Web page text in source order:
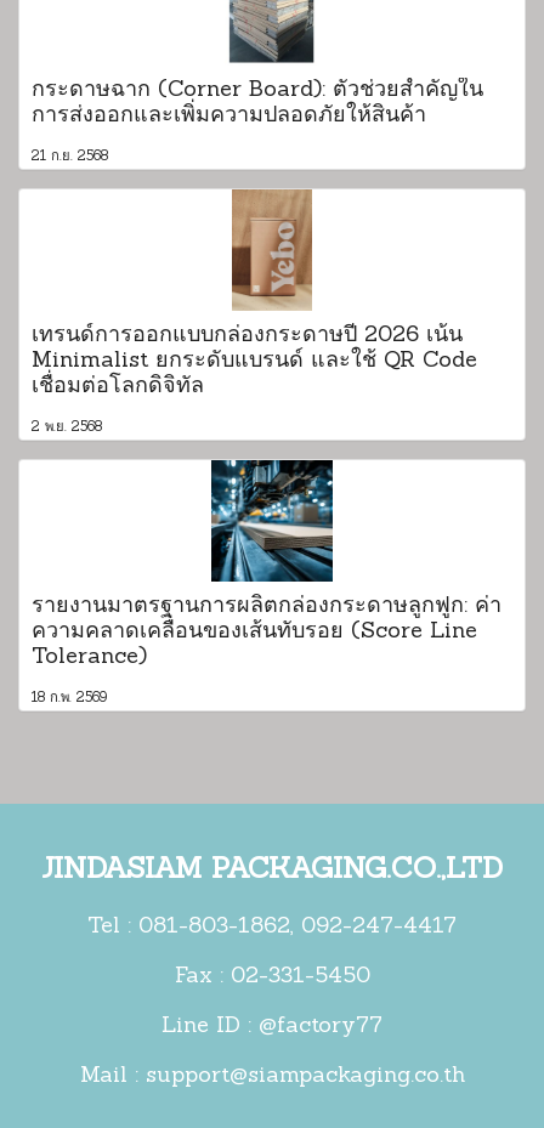
กระดาษฉาก (Corner Board): ตัวช่วยสำคัญใน
การส่งออกและเพิ่มความปลอดภัยให้สินค้า
21 ก.ย. 2568
เทรนด์การออกแบบกล่องกระดาษปี 2026 เน้น
Minimalist ยกระดับแบรนด์ และใช้ QR Code
เชื่อมต่อโลกดิจิทัล
2 พ.ย. 2568
รายงานมาตรฐานการผลิตกล่องกระดาษลูกฟูก: ค่า
ความคลาดเคลื่อนของเส้นทับรอย (Score Line
Tolerance)
18 ก.พ. 2569
JINDASIAM PACKAGING.CO.,LTD
Tel : 081-803-1862, 092-247-4417
Fax : 02-331-5450
Line ID : @factory77
Mail : support@siampackaging.co.th